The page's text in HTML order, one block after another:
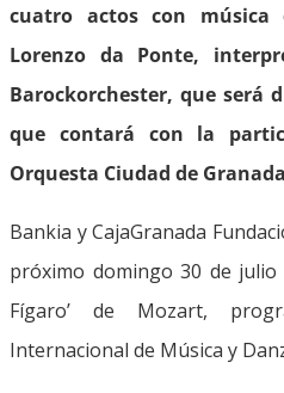
cuatro actos con
Lorenzo da Ponte,
Barockorchester, que será
que contará con la
Orquesta Ciudad de Granada
Bankia y CajaGranada
próximo domingo 30 de julio
Fígaro’ de Mozart,
Internacional de Música y